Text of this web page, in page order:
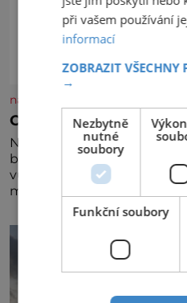
nasehvezdy.cz
Osamělá herečka
Nedávno se povídalo, že má
blízkého přítele, který je jí
vůbec pravda? V
při vašem používání
informací
ZOBRAZIT VŠECHNY
→
Nezbytně
nutné
soubory
Funkční soubory